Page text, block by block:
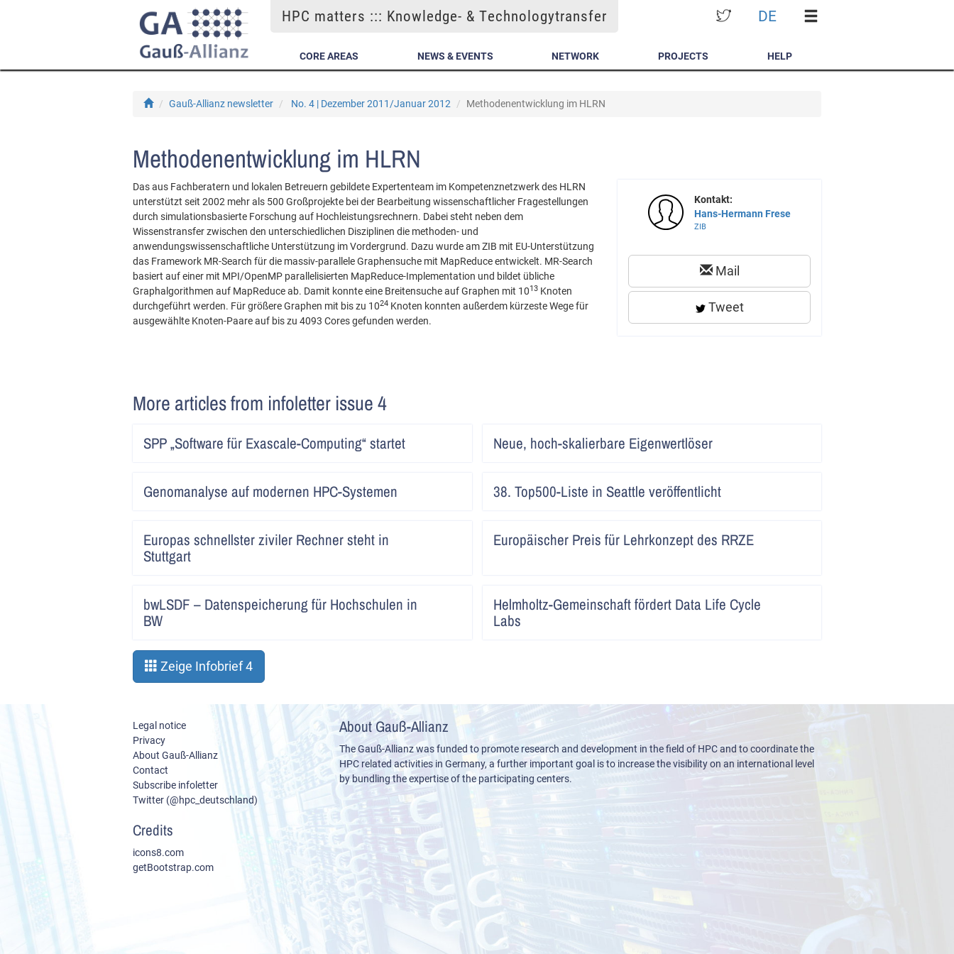
HPC matters ::: Knowledge- & Technologytransfer DE
CORE AREAS NEWS & EVENTS NETWORK PROJECTS HELP
Gauß-Allianz newsletter No. 4 | Dezember 2011/Januar 2012 Methodenentwicklung im HLRN
Methodenentwicklung im HLRN
Das aus Fachberatern und lokalen Betreuern gebildete Expertenteam im Kompetenznetzwerk des HLRN
unterstützt seit 2002 mehr als 500 Großprojekte bei der Bearbeitung wissenschaftlicher Fragestellungen
durch simulationsbasierte Forschung auf Hochleistungsrechnern. Dabei steht neben dem
Wissenstransfer zwischen den unterschiedlichen Disziplinen die methoden- und
anwendungswissenschaftliche Unterstützung im Vordergrund. Dazu wurde am ZIB mit EU-Unterstützung
das Framework MR-Search für die massiv-parallele Graphensuche mit MapReduce entwickelt. MR-Search
basiert auf einer mit MPI/OpenMP parallelisierten MapReduce-Implementation und bildet übliche
Graphalgorithmen auf MapReduce ab. Damit konnte eine Breitensuche auf Graphen mit 1013 Knoten
durchgeführt werden. Für größere Graphen mit bis zu 1024 Knoten konnten außerdem kürzeste Wege für
ausgewählte Knoten-Paare auf bis zu 4093 Cores gefunden werden.
Kontakt:
Hans-Hermann Frese
ZIB
Mail
Tweet
More articles from infoletter issue 4
SPP „Software für Exascale-Computing“ startet Neue, hoch-skalierbare Eigenwertlöser
Genomanalyse auf modernen HPC-Systemen 38. Top500-Liste in Seattle veröffentlicht
Europas schnellster ziviler Rechner steht in
Stuttgart
Europäischer Preis für Lehrkonzept des RRZE
bwLSDF – Datenspeicherung für Hochschulen in
BW
Helmholtz-Gemeinschaft fördert Data Life Cycle
Labs
Zeige Infobrief 4
Legal notice
Privacy
About Gauß-Allianz
Contact
Subscribe infoletter
Twitter (@hpc_deutschland)
Credits
icons8.com
getBootstrap.com
About Gauß-Allianz
The Gauß-Allianz was funded to promote research and development in the field of HPC and to coordinate the
HPC related activities in Germany, a further important goal is to increase the visibility on an international level
by bundling the expertise of the participating centers.